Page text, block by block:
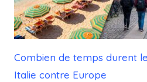
Combien de temps durent
Italie contre Europe